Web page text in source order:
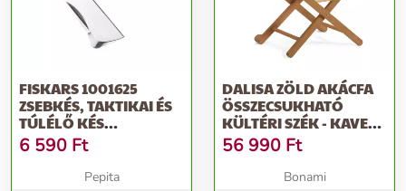
FISKARS 1001625
ZSEBKÉS, TAKTIKAI ÉS
TÚLÉLŐ KÉS
ÖSSZECSUKHATÓ KÉS
6 590 Ft
Pepita
DALISA ZÖLD AKÁCFA
ÖSSZECSUKHATÓ
KÜLTÉRI SZÉK - KAVE
HOME
56 990 Ft
Bonami